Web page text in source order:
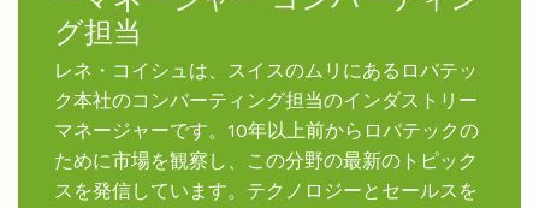
グ担当
レネ・コイシュは、スイスのムリにあるロバテッ
ク本社のコンバーティング担当のインダストリー
マネージャーです。10年以上前からロバテックの
ために市場を観察し、この分野の最新のトピック
スを発信しています。テクノロジーとセールスを